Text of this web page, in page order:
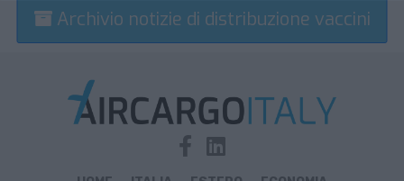
Archivio notizie di distribuzione vaccini